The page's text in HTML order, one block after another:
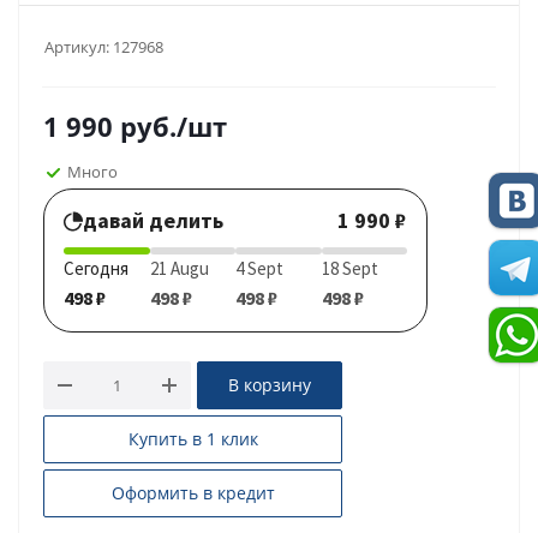
Артикул: 127968
1 990 руб./шт
Много
давай делить 1 990 ₽
Сегодня
498 ₽
21 Augu
498 ₽
4 Sept
498 ₽
18 Sept
498 ₽
В корзину
Купить в 1 клик
Оформить в кредит